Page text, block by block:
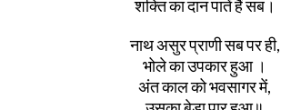
शक्ति का दान पातें हैं सब।
नाथ असुर प्राणी सब पर ही,
भोले का उपकार हुआ ।
अंत काल को भवसागर में,